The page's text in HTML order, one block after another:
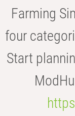
Farming
four
Start